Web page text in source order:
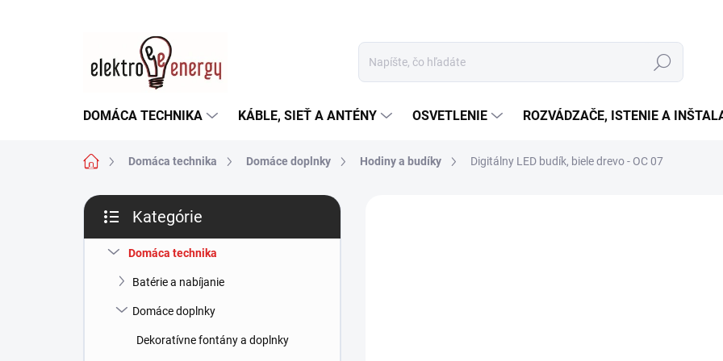
Hľadať
DOMÁCA TECHNIKA KÁBLE, SIEŤ A ANTÉNY OSVETLENIE ROZVÁDZAČE, ISTENIE A
DomovDomáca technika Domáce doplnky Hodiny a budíky Digitálny LED budík, biele drevo - OC 07
B
č
kategórie
Kategórie
Domáca technika
Batérie a nabíjanie
Domáce doplnky
Dekoratívne fontány a doplnky